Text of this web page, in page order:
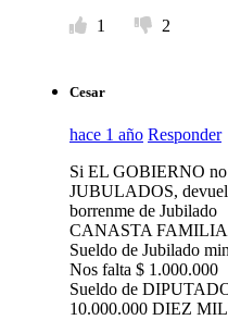
1
2
Cesar
hace 1 año Responder
Si EL GOBIERNO
JUBULADOS,
borrenme de Jubilado
CANASTA
Sueldo de Jubilado
Nos falta $ 1.000.000
Sueldo de
10.000.000 DIEZ